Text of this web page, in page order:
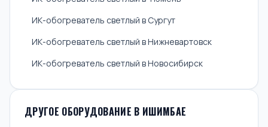
ИК-обогреватель светлый в Сургут
ИК-обогреватель светлый в Нижневартовск
ИК-обогреватель светлый в Новосибирск
ДРУГОЕ ОБОРУДОВАНИЕ В ИШИМБАЕ